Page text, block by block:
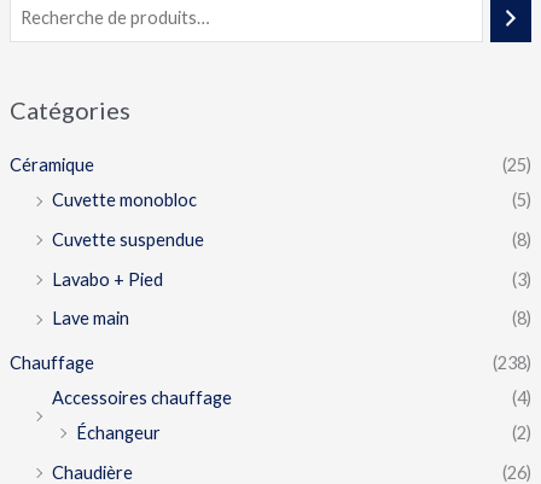
Catégories
Céramique
(25)
Cuvette monobloc
(5)
Cuvette suspendue
(8)
Lavabo + Pied
(3)
Lave main
(8)
Chauffage
(238)
Accessoires chauffage
(4)
Échangeur
(2)
Chaudière
(26)